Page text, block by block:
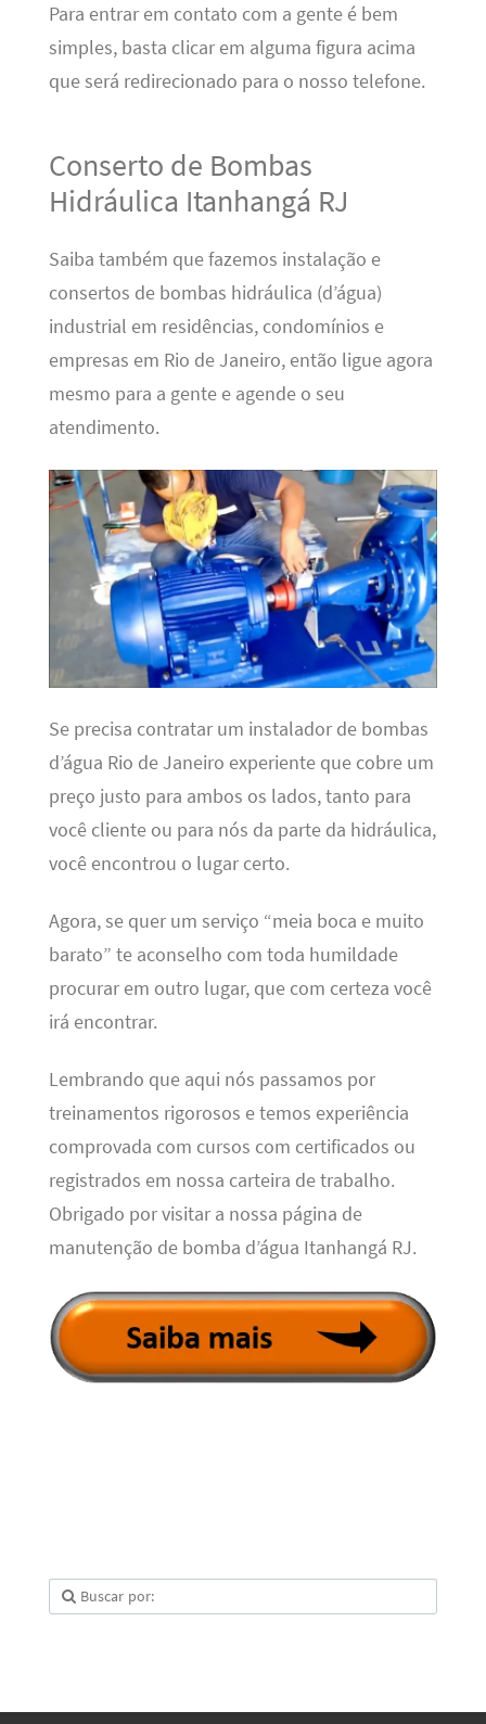
Para entrar em contato com a gente é bem
simples, basta clicar em alguma figura acima
que será redirecionado para o nosso telefone.
Conserto de Bombas
Hidráulica Itanhangá RJ
Saiba também que fazemos instalação e
consertos de bombas hidráulica (d’água)
industrial em residências, condomínios e
empresas em Rio de Janeiro, então ligue agora
mesmo para a gente e agende o seu
atendimento.
Se precisa contratar um instalador de bombas
d’água Rio de Janeiro experiente que cobre um
preço justo para ambos os lados, tanto para
você cliente ou para nós da parte da hidráulica,
você encontrou o lugar certo.
Agora, se quer um serviço “meia boca e muito
barato” te aconselho com toda humildade
procurar em outro lugar, que com certeza você
irá encontrar.
Lembrando que aqui nós passamos por
treinamentos rigorosos e temos experiência
comprovada com cursos com certificados ou
registrados em nossa carteira de trabalho.
Obrigado por visitar a nossa página de
manutenção de bomba d’água Itanhangá RJ.